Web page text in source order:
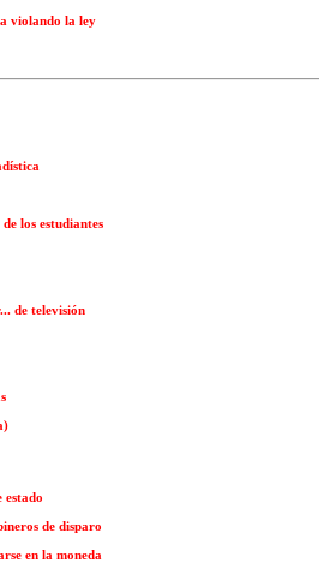
violando la ley
los estudiantes
de televisión
de disparo
en la moneda